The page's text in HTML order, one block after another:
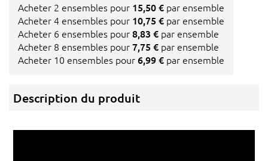
Acheter 2 ensembles pour 15,50 € par ensemble
Acheter 4 ensembles pour 10,75 € par ensemble
Acheter 6 ensembles pour8,83 € par ensemble
Acheter 8 ensembles pour7,75 € par ensemble
Acheter 10 ensembles pour6,99 € par ensemble
Description du produit